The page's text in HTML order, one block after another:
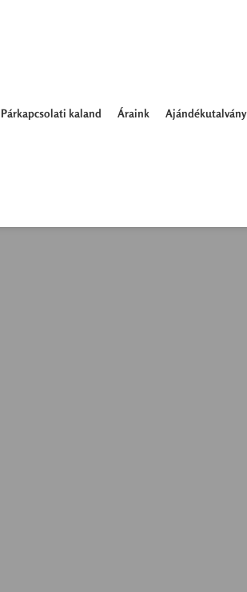
Párkapcsolati kaland Áraink Ajándékutalvány